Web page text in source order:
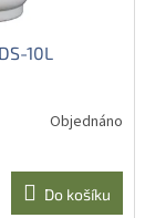
10L
Objednáno
Do košíku